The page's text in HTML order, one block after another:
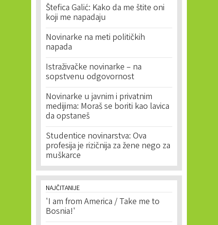
Štefica Galić: Kako da me štite oni
koji me napadaju
Novinarke na meti političkih
napada
Istraživačke novinarke – na
sopstvenu odgovornost
Novinarke u javnim i privatnim
medijima: Moraš se boriti kao lavica
da opstaneš
Studentice novinarstva: Ova
profesija je rizičnija za žene nego za
muškarce
NAJČITANIJE
'I am from America / Take me to
Bosnia!'